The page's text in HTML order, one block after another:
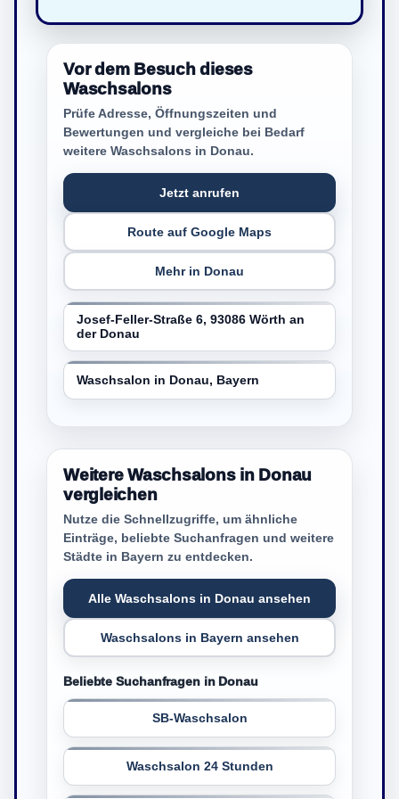
Vor dem Besuch dieses
Waschsalons
Prüfe Adresse, Öffnungszeiten und
Bewertungen und vergleiche bei Bedarf
weitere Waschsalons in Donau.
Jetzt anrufen
Route auf Google Maps
Mehr in Donau
Josef-Feller-Straße 6, 93086 Wörth an
der Donau
Waschsalon in Donau, Bayern
Weitere Waschsalons in Donau
vergleichen
Nutze die Schnellzugriffe, um ähnliche
Einträge, beliebte Suchanfragen und weitere
Städte in Bayern zu entdecken.
Alle Waschsalons in Donau ansehen
Waschsalons in Bayern ansehen
Beliebte Suchanfragen in Donau
SB-Waschsalon
Waschsalon 24 Stunden